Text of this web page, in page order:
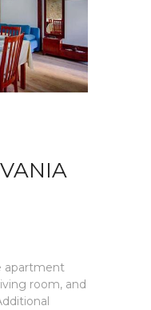
apartment
room, and